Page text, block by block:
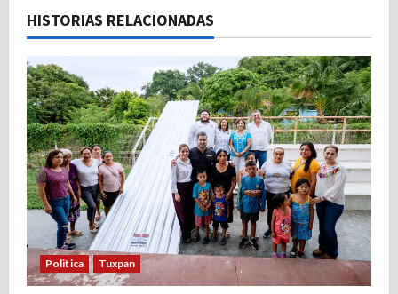
c
i
ó
n
d
e
e
n
HISTORIAS RELACIONADAS
Politica Tuxpan